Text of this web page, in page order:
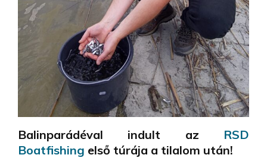
Balinparádéval indult az RSD
Boatfishing első túrája a tilalom után!